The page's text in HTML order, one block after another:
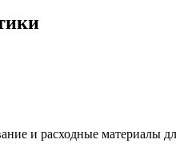
и расходные материалы